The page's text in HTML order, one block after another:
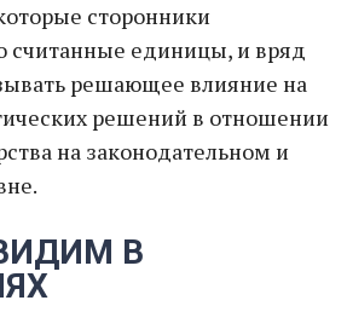
сторонники
считанные единицы, и вряд
решающее влияние на
решений в отношении
на законодательном и
В